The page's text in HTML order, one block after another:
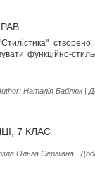
функційно-
Наталія Баблюк |
7 КЛАС
Ольга Сергіївна |